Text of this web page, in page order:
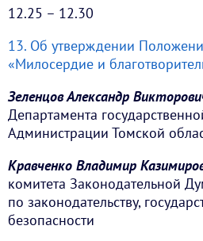
12.25 – 12.30
13. Об утверждении
«Милосердие и
Зеленцов Александр
Департамента
Администрации Томской
Кравченко Владимир
комитета Законодательной
по законодательству,
безопасности